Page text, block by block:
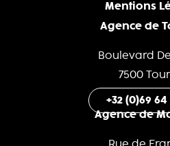
Mentions
Agence de
Boulevard
7500
+32 (0)69
Agence de